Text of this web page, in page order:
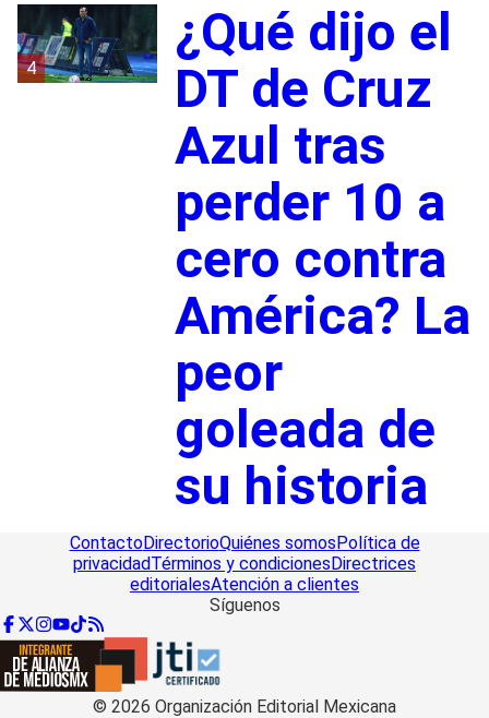
4
¿Qué dijo el
DT de Cruz
Azul tras
perder 10 a
cero contra
América? La
peor
goleada de
su historia
ContactoDirectorioQuiénes somos Política de
privacidadTérminos y condiciones Directrices
editorialesAtención a clientes
Síguenos
© 2026 Organización Editorial Mexicana